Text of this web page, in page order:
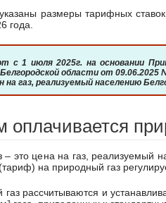
года.
области от 09.06.2025
газ, реализуемый населению
на природный газ